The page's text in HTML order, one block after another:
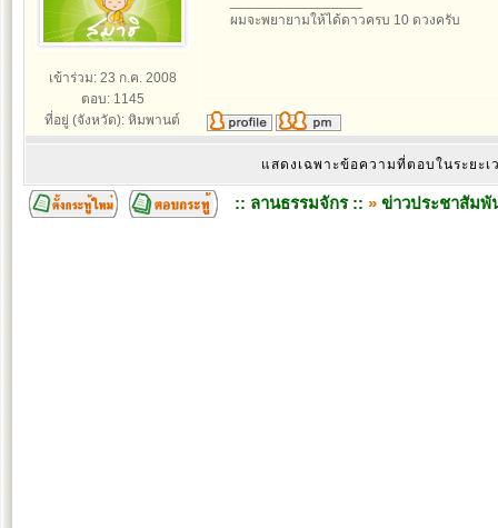
เข้าร่วม: 23 ก.ค. 2008
ตอบ: 1145
ที่อยู่ (จังหวัด): หิมพานต์
ผมจะพยายามให้ได้ดาวครบ 10 ดวงครับ
แสดงเฉพาะข้อความที่ตอบในระยะ
:: ลานธรรมจักร :: » ข่าวประชาสัมพั